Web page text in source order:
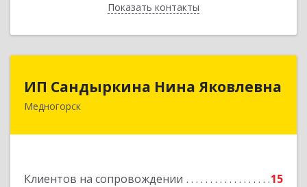
Показать контакты
Назад
ИП Сандыркина Нина Яковлевна
Медногорск
Клиентов на сопровождении 15
462270, Оренбургская обл, Медногорск г,